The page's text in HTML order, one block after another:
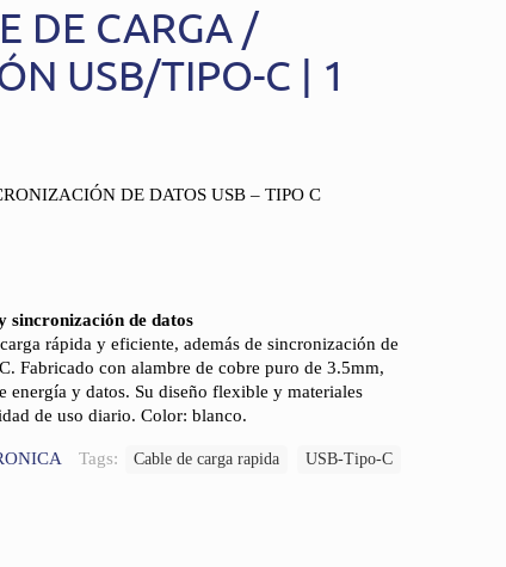
DE CARGA /
USB/TIPO-C | 1
DE DATOS USB – TIPO C
sincronización de datos
rápida y eficiente, además de sincronización de
Fabricado con alambre de cobre puro de 3.5mm,
energía y datos. Su diseño flexible y materiales
de uso diario. Color: blanco.
Tags: Cable de carga rapida USB-Tipo-C